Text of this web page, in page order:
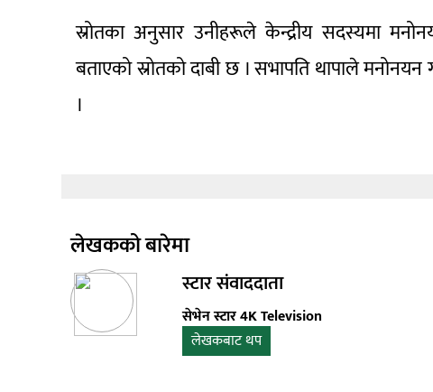
स्रोतका अनुसार उनीहरूले केन्द्रीय सदस्यमा
बताएको स्रोतको दाबी छ । सभापति थापाले
।
लेखकको बारेमा
स्टार संवाददाता
सेभेन स्टार 4K Television
लेखकबाट थप